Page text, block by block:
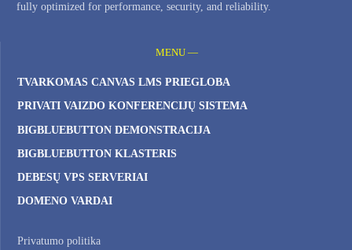
fully optimized for performance, security, and reliability.
MENU —
TVARKOMAS CANVAS LMS PRIEGLOBA
PRIVATI ​​VAIZDO KONFERENCIJŲ SISTEMA
BIGBLUEBUTTON DEMONSTRACIJA
BIGBLUEBUTTON KLASTERIS
DEBESŲ VPS SERVERIAI
DOMENO VARDAI
Privatumo politika